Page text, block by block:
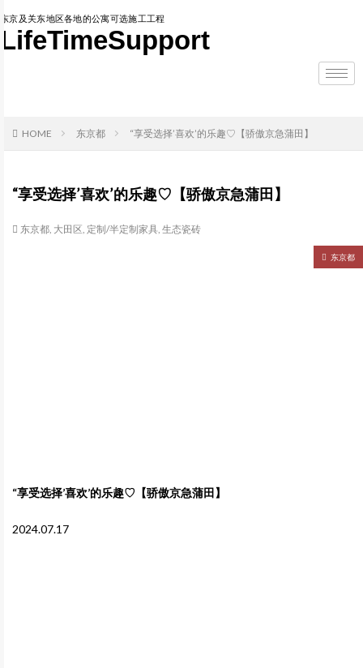
东京及关东地区各地的公寓可选施工工程
LifeTimeSupport
HOME 东京都 “享受选择’喜欢’的乐趣♡【骄傲京急蒲田】
“享受选择’喜欢’的乐趣♡【骄傲京急蒲田】
东京都, 大田区, 定制/半定制家具, 生态瓷砖
东京都
“享受选择’喜欢’的乐趣♡【骄傲京急蒲田】
2024.07.17